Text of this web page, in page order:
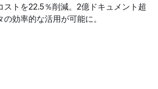
ストを22.5％削減。2億ドキュメント超
効率的な活用が可能に。